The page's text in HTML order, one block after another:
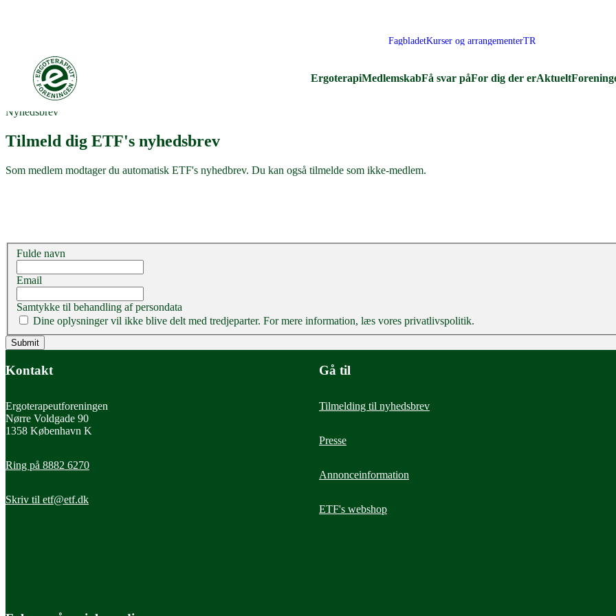
FagbladetKurser og arrangementerTR
ErgoterapiMedlemskabFå svar påFor dig der erAktuelt
Nyhedsbrev
Tilmeld dig ETF's nyhedsbrev
Som medlem modtager du automatisk ETF's nyhedbrev. Du kan også tilmelde som ikke-medlem.
Fulde navn
Email
Samtykke til behandling af persondata
Dine oplysninger vil ikke blive delt med tredjeparter. For mere information, læs vores privatlivspolitik.
Kontakt
Ergoterapeutforeningen
Nørre Voldgade 90
1358 København K
Ring på 8882 6270
Skriv til etf@etf.dk
Gå til
Tilmelding til nyhedsbrev
Presse
Annonceinformation
ETF's webshop